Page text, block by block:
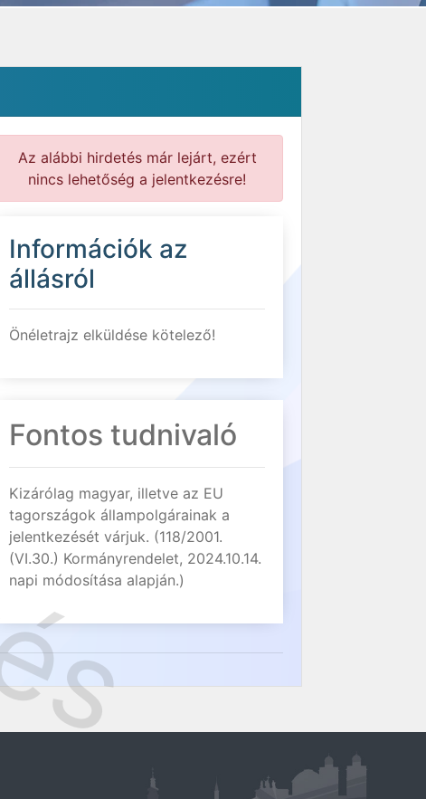
Az alábbi hirdetés már lejárt, ezért
nincs lehetőség a jelentkezésre!
Információk az
állásról
Önéletrajz elküldése kötelező!
Fontos tudnivaló
Kizárólag magyar, illetve az EU
tagországok állampolgárainak a
jelentkezését várjuk. (118/2001.
(VI.30.) Kormányrendelet, 2024.10.14.
napi módosítása alapján.)